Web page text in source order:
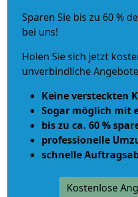
Sparen Sie bis zu 60 %
bei uns!
Holen Sie sich jetzt
unverbindliche
Keine versteckten
Sogar möglich mit
bis zu ca. 60 %
professionelle
schnelle
Kostenlose